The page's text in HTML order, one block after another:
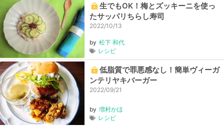
生でもOK！梅とズッキーニを使っ
たサッパリちらし寿司
2022/10/13
by 松下 和代
レシピ
低脂質で罪悪感なし！簡単ヴィーガ
ンテリヤキバーガー
2022/09/21
by 増村かほ
レシピ